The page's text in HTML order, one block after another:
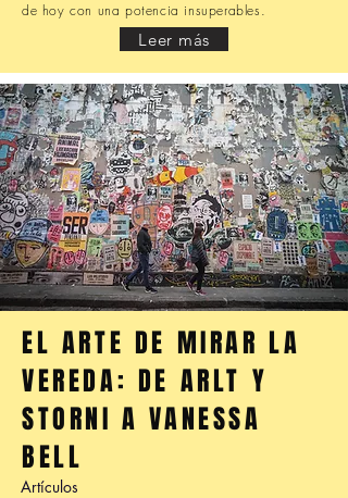
de hoy con una potencia insuperables.
Leer más
EL ARTE DE MIRAR LA
VEREDA: DE ARLT Y
STORNI A VANESSA
BELL
Artículos